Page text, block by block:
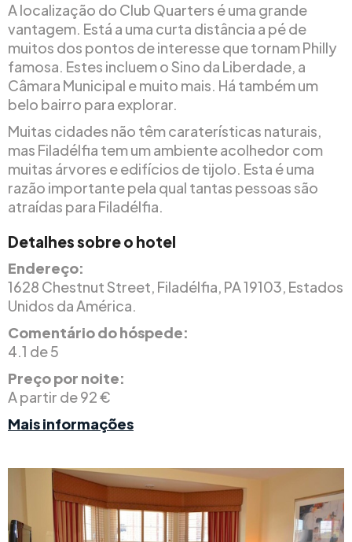
A localização do Club Quarters é uma grande
vantagem. Está a uma curta distância a pé de
muitos dos pontos de interesse que tornam Philly
famosa. Estes incluem o Sino da Liberdade, a
Câmara Municipal e muito mais. Há também um
belo bairro para explorar.
Muitas cidades não têm caraterísticas naturais,
mas Filadélfia tem um ambiente acolhedor com
muitas árvores e edifícios de tijolo. Esta é uma
razão importante pela qual tantas pessoas são
atraídas para Filadélfia.
Detalhes sobre o hotel
Endereço:
1628 Chestnut Street, Filadélfia, PA 19103, Estados
Unidos da América.
Comentário do hóspede:
4.1 de 5
Preço por noite:
A partir de 92 €
Mais informações